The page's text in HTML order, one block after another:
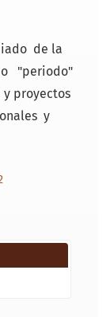
de la
"periodo"
proyectos
y